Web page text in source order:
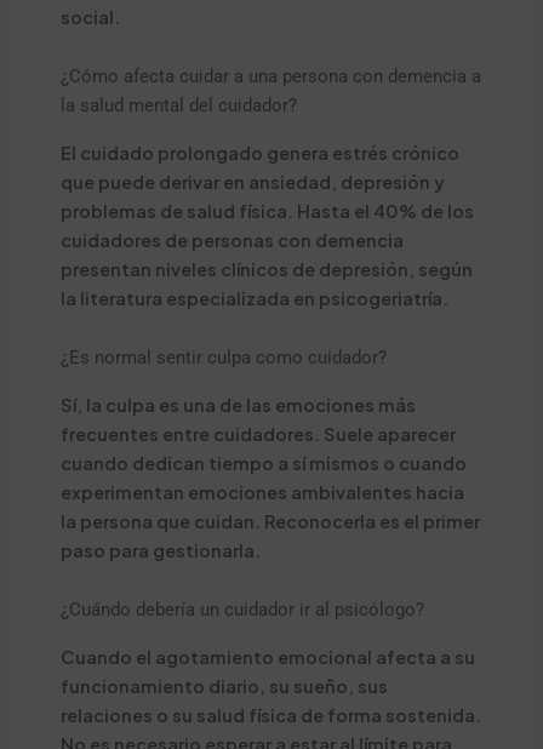
social.
¿Cómo afecta cuidar a una persona con demencia a
la salud mental del cuidador?
El cuidado prolongado genera estrés crónico
que puede derivar en ansiedad, depresión y
problemas de salud física. Hasta el 40% de los
cuidadores de personas con demencia
presentan niveles clínicos de depresión, según
la literatura especializada en psicogeriatría.
¿Es normal sentir culpa como cuidador?
Sí, la culpa es una de las emociones más
frecuentes entre cuidadores. Suele aparecer
cuando dedican tiempo a sí mismos o cuando
experimentan emociones ambivalentes hacia
la persona que cuidan. Reconocerla es el primer
paso para gestionarla.
¿Cuándo debería un cuidador ir al psicólogo?
Cuando el agotamiento emocional afecta a su
funcionamiento diario, su sueño, sus
relaciones o su salud física de forma sostenida.
No es necesario esperar a estar al límite para